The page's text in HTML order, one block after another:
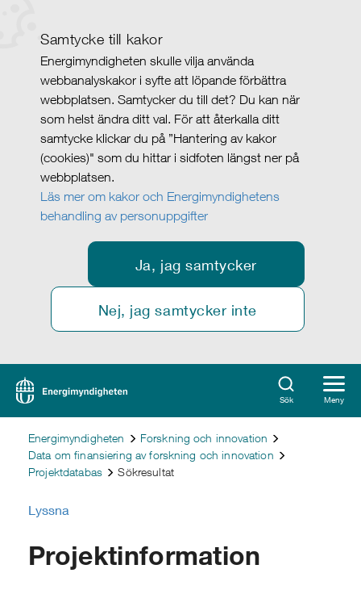
Samtycke till kakor
Energimyndigheten skulle vilja använda
webbanalyskakor i syfte att löpande förbättra
webbplatsen. Samtycker du till det? Du kan när
som helst ändra ditt val. För att återkalla ditt
samtycke klickar du på ”Hantering av kakor
(cookies)" som du hittar i sidfoten längst ner på
webbplatsen.
Läs mer om kakor och Energimyndighetens
behandling av personuppgifter
Ja, jag samtycker
Nej, jag samtycker inte
Sök Meny
Energimyndigheten
Forskning och innovation
Data om finansiering av forskning och innovation
Projektdatabas
Sökresultat
Lyssna
Projektinformation